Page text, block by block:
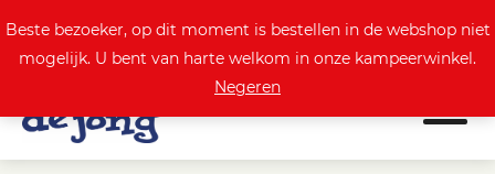
Actuele aanbod
Beste bezoeker, op dit moment is bestellen in de webshop niet
mogelijk. U bent van harte welkom in onze kampeerwinkel.
Negeren